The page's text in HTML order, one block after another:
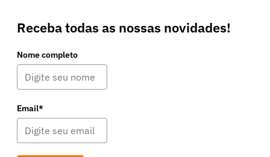
Receba todas as nossas novidades!
Nome completo
Email*